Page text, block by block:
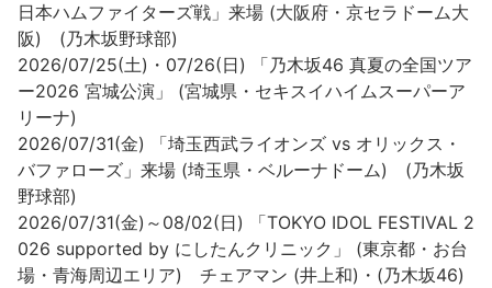
日本ハムファイターズ戦」来場 (大阪府・京セラドーム大
阪) (乃木坂野球部)
2026/07/25(土)・07/26(日) 「乃木坂46 真夏の全国ツア
ー2026 宮城公演」 (宮城県・セキスイハイムスーパーア
リーナ)
2026/07/31(金) 「埼玉西武ライオンズ vs オリックス・
バファローズ」来場 (埼玉県・ベルーナドーム) (乃木坂
野球部)
2026/07/31(金)～08/02(日) 「TOKYO IDOL FESTIVAL 2
026 supported by にしたんクリニック」 (東京都・お台
場・青海周辺エリア) チェアマン (井上和)・(乃木坂46)